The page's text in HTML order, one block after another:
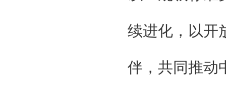
续进化，以开
伴，共同推动